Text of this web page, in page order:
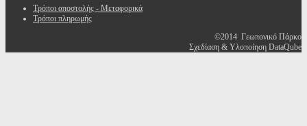
Τρόποι αποστολής - Μεταφορικά
Τρόποι πληρωμής
©2014 Γεωπονικό Πάρκο
Σχεδίαση & Υλοποίηση DataQube